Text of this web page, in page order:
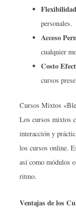
Flexibilidad
personales.
Acceso
cualquier
Costo
cursos
Cursos Mixtos
Los cursos mixtos
interacción y
los cursos online.
así como módulos
ritmo.
Ventajas de los